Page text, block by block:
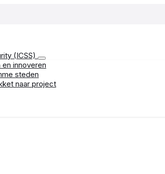
(ICSS)
innoveren
steden
naar project